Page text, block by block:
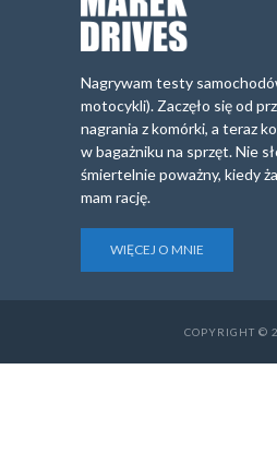
Nagrywam testy
motocykli). Zaczęło się od
nagrania z komórki, a teraz
w bagażniku na sprzęt. Nie
śmiertelnie poważny, kiedy
mam rację.
WIĘCEJ O MNIE
COPYRIGHT ©